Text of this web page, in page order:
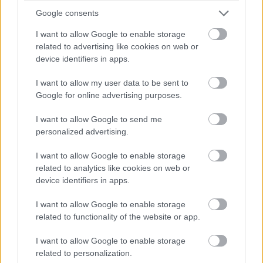
Google consents
I want to allow Google to enable storage
related to advertising like cookies on web or
device identifiers in apps.
I want to allow my user data to be sent to
Google for online advertising purposes.
I want to allow Google to send me
personalized advertising.
I want to allow Google to enable storage
related to analytics like cookies on web or
device identifiers in apps.
I want to allow Google to enable storage
related to functionality of the website or app.
I want to allow Google to enable storage
related to personalization.
és tegye helyre azt, ami nem. Változtatásait és döntéseit
hozza meg megalapozottan!
Diákok a munkaerőpiacon: Így formálják a 2026-os
trendeket a fiatalok elvárásai (X)
rugalmasságot is várnak.
#sas #pénzügyi csalás